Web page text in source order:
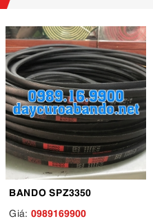
BANDO SPZ3350
Giá: 0989169900